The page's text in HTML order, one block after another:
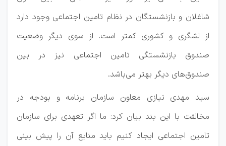
شاغلان و بازنشستگان در نظام تامین اجتماعی وجود دارد
از لشگری و کشوری کمتر است. از سوی دیگر وضعیت
صندوق بازنشستگی تامین اجتماعی نیز در بین
صندوق‌های دیگر بهتر می‌باشد.
سید مهدی نیازی معاون سازمان برنامه و بودجه در
مخالفت با این بند بیان کرد: ما اگر تعهدی برای سازمان
تامین اجتماعی ایجاد کنیم باید منابع آن را پیش بینی